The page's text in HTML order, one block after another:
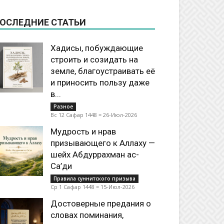
СТАТЬИ
Хадисы, побуждающие
строить и созидать на
земле, благоустраивать её
и приносить пользу даже
в...
Разное
Вс 12 Сафар 1448 = 26-Июл-2026
Мудрость и нрав
призывающего к Аллаху —
шейх Абдуррахман ас-
Са’ди
Правила суннитского призыва
Ср 1 Сафар 1448 = 15-Июл-2026
Достоверные предания о
словах поминания,